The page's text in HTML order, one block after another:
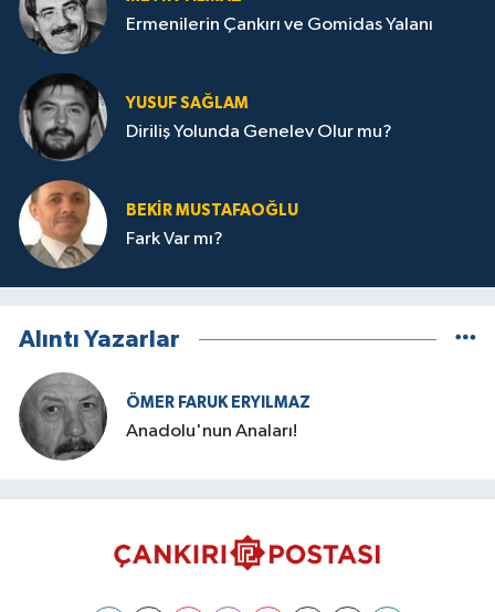
Ermenilerin Çankırı ve Gomidas Yalanı
YUSUF SAĞLAM
Diriliş Yolunda Genelev Olur mu?
BEKIR MUSTAFAOĞLU
Fark Var mı?
Alıntı Yazarlar
ÖMER FARUK ERYILMAZ
Anadolu'nun Anaları!